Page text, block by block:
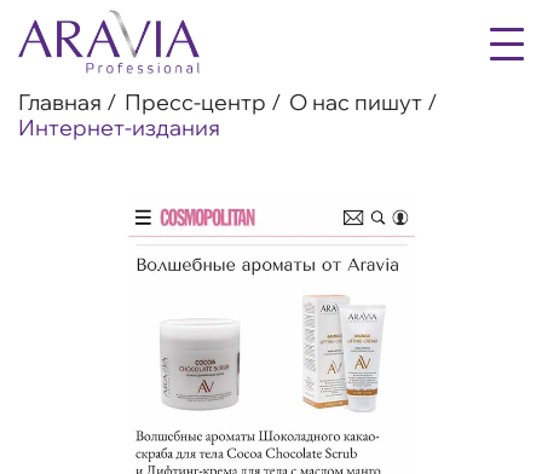
Главная Пресс-центр
О нас пишут
Интернет-издания